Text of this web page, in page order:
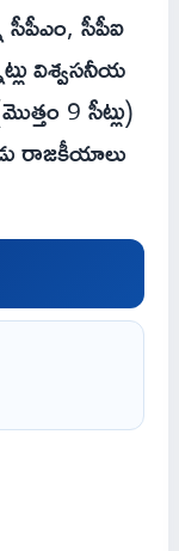
సీపీఎం, సీపీఐ
విశ్వసనీయ
9 సీట్లు)
రాజకీయాలు